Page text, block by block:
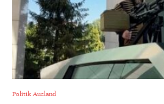
Politik Ausland